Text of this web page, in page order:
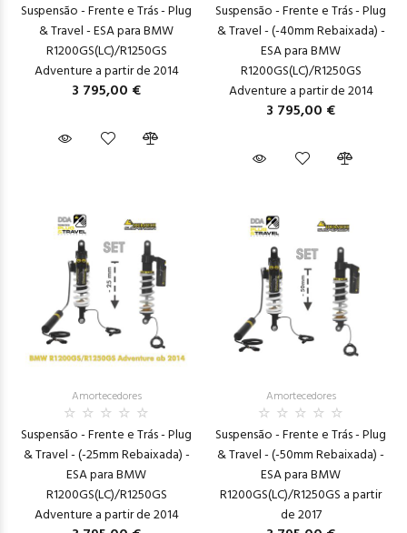
Suspensão - Frente e Trás - Plug
& Travel - ESA para BMW
R1200GS(LC)/R1250GS
Adventure a partir de 2014
3 795,00 €
Suspensão - Frente e Trás - Plug
& Travel - (-40mm Rebaixada) -
ESA para BMW
R1200GS(LC)/R1250GS
Adventure a partir de 2014
3 795,00 €
Amortecedores
Suspensão - Frente e Trás - Plug
& Travel - (-25mm Rebaixada) -
ESA para BMW
R1200GS(LC)/R1250GS
Adventure a partir de 2014
Amortecedores
Suspensão - Frente e Trás - Plug
& Travel - (-50mm Rebaixada) -
ESA para BMW
R1200GS(LC)/R1250GS a partir
de 2017